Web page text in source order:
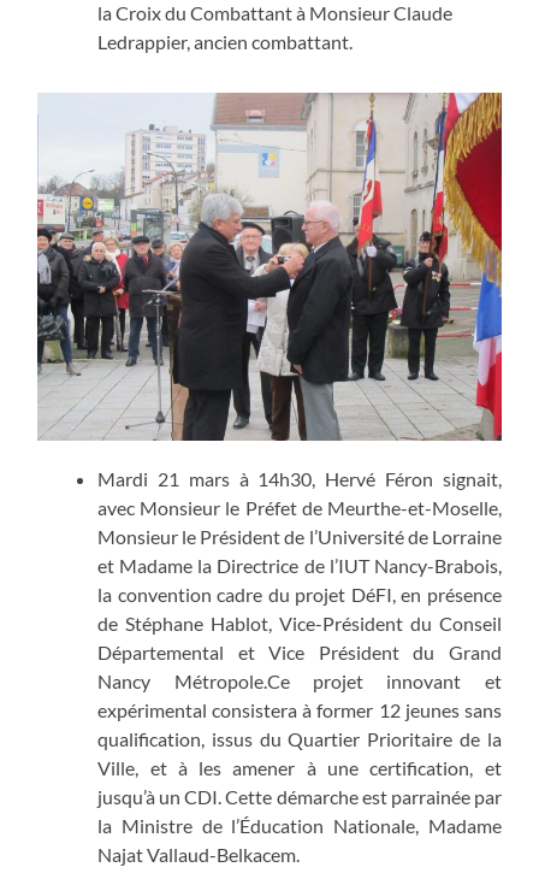
la Croix du Combattant à Monsieur Claude
Ledrappier, ancien combattant.
Mardi 21 mars à 14h30, Hervé Féron signait,
avec Monsieur le Préfet de Meurthe-et-Moselle,
Monsieur le Président de l’Université de Lorraine
et Madame la Directrice de l’IUT Nancy-Brabois,
la convention cadre du projet DéFI, en présence
de Stéphane Hablot, Vice-Président du Conseil
Départemental et Vice Président du Grand
Nancy Métropole.Ce projet innovant et
expérimental consistera à former 12 jeunes sans
qualification, issus du Quartier Prioritaire de la
Ville, et à les amener à une certification, et
jusqu’à un CDI. Cette démarche est parrainée par
la Ministre de l’Éducation Nationale, Madame
Najat Vallaud-Belkacem.